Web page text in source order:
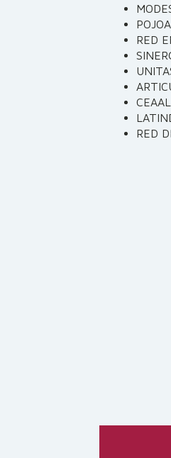
RED
CEAAL
RED